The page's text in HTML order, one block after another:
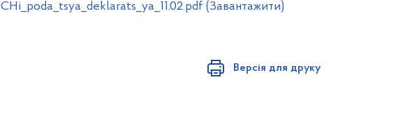
CHi_poda_tsya_deklarats_ya_11.02.pdf (Завантажити)
Версія для друку